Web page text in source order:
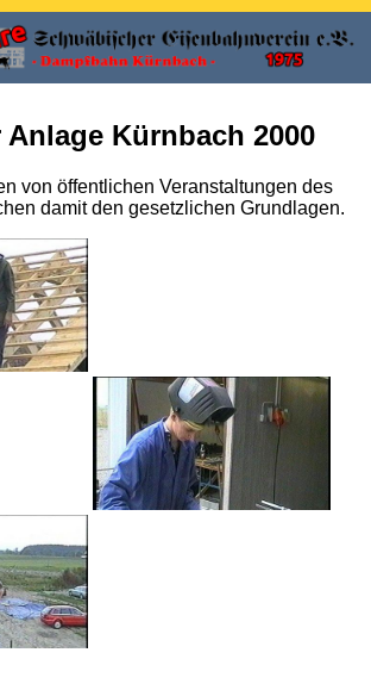
Anlage Kürnbach 2000
von öffentlichen Veranstaltungen des
damit den gesetzlichen Grundlagen.